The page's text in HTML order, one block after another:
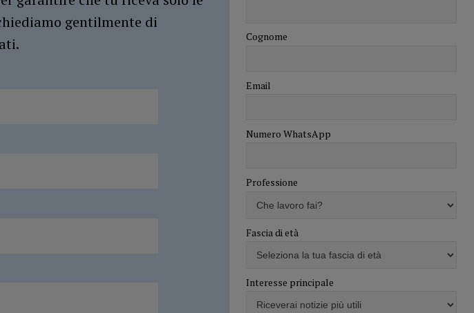
gentilmente di
Cognome
Email
Numero WhatsApp
Professione
Fascia di età
Interesse principale